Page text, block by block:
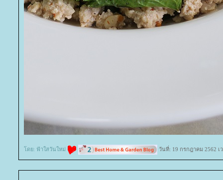
ดย: ฟ้าใสวันใหม่ วันที่: 19 กรกฎาคม 2562 เ